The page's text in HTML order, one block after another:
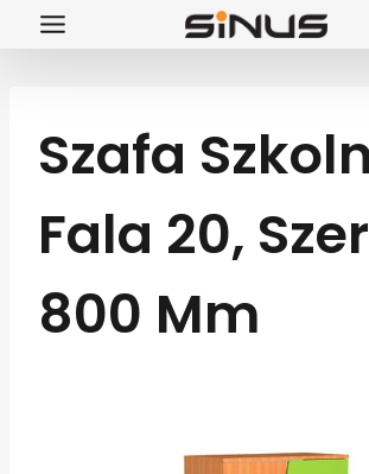
Przejdź
Szafa
Fala 20,
800 Mm